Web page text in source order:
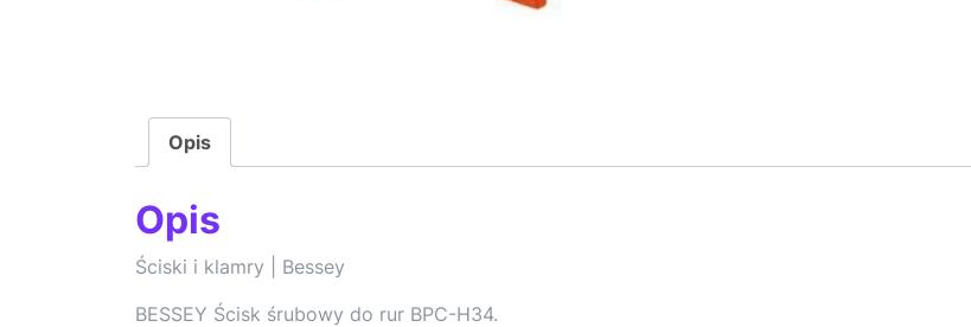
Opis
Opis
Ściski i klamry | Bessey
BESSEY Ścisk śrubowy do rur BPC-H34.